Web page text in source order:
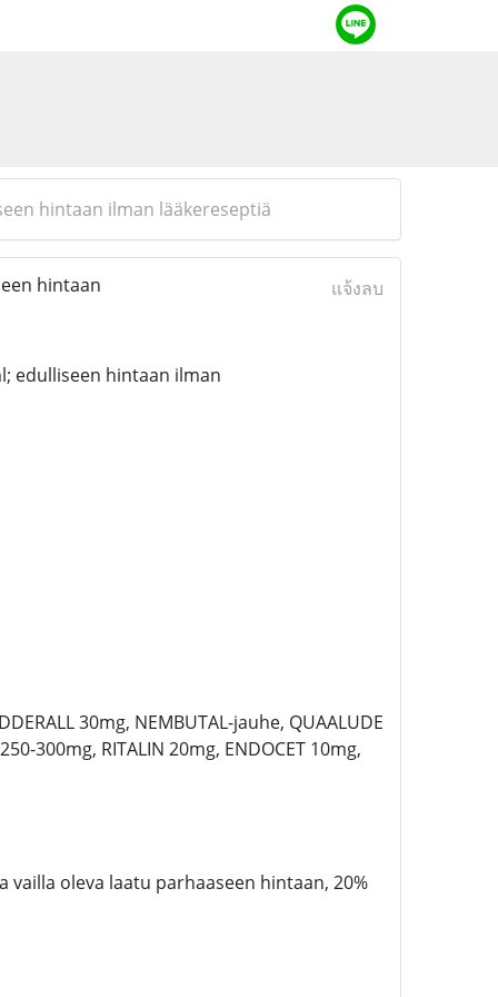
hintaan ilman lääkereseptiä
hintaan แจ้งลบ
edulliseen hintaan ilman
30mg, NEMBUTAL-jauhe, QUAALUDE
300mg, RITALIN 20mg, ENDOCET 10mg,
oleva laatu parhaaseen hintaan, 20%